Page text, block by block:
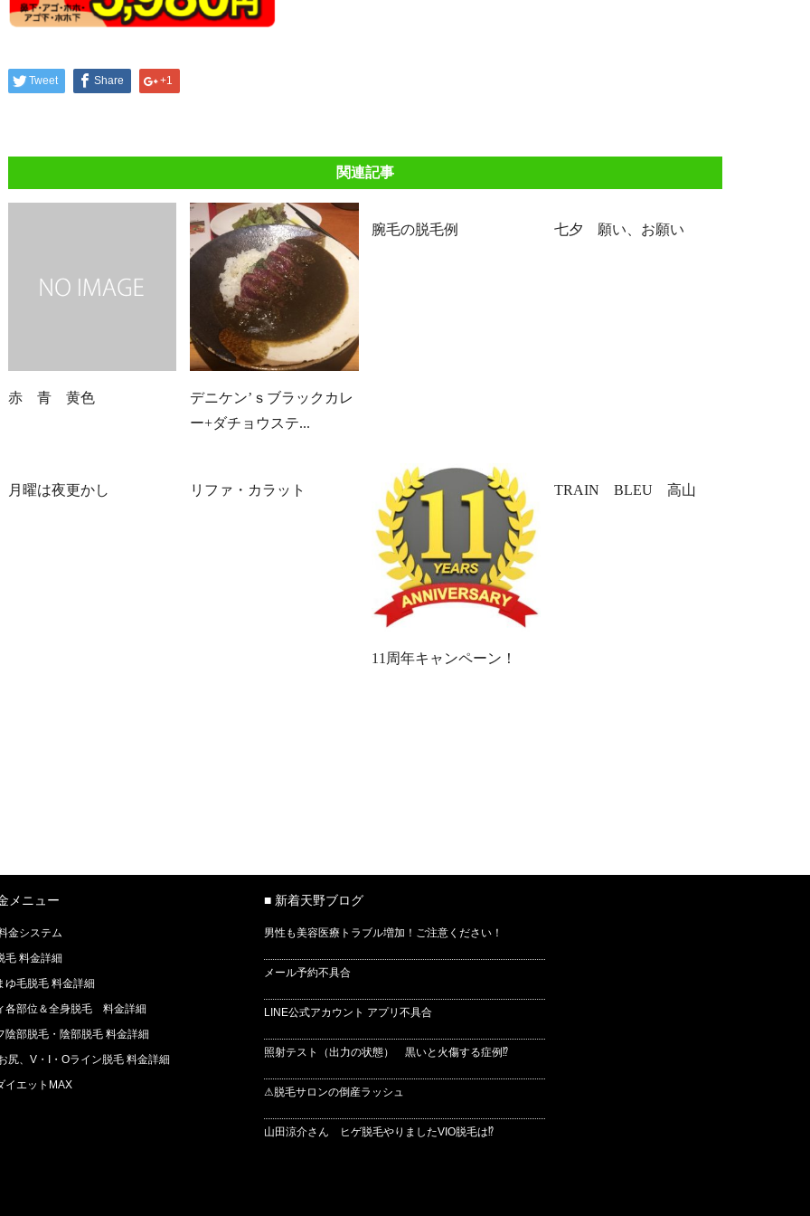
Tweet Share +1
関連記事
赤 青 黄色
デニケン’ｓブラックカレ
ー+ダチョウステ...
腕毛の脱毛例 七夕 願い、お願い
月曜は夜更かし リファ・カラット
11周年キャンペーン！
TRAIN BLEU 高山
メニュー
金システム
毛 料金詳細
ゆ毛脱毛 料金詳細
各部位＆全身脱毛 料金詳細
陰部脱毛・陰部脱毛 料金詳細
尻、V・I・Oライン脱毛 料金詳細
イエットMAX
■ 新着天野ブログ
男性も美容医療トラブル増加！ご注意ください！
メール予約不具合
LINE公式アカウント アプリ不具合
照射テスト（出力の状態） 黒いと火傷する症例⁉
⚠脱毛サロンの倒産ラッシュ
山田涼介さん ヒゲ脱毛やりましたVIO脱毛は⁉